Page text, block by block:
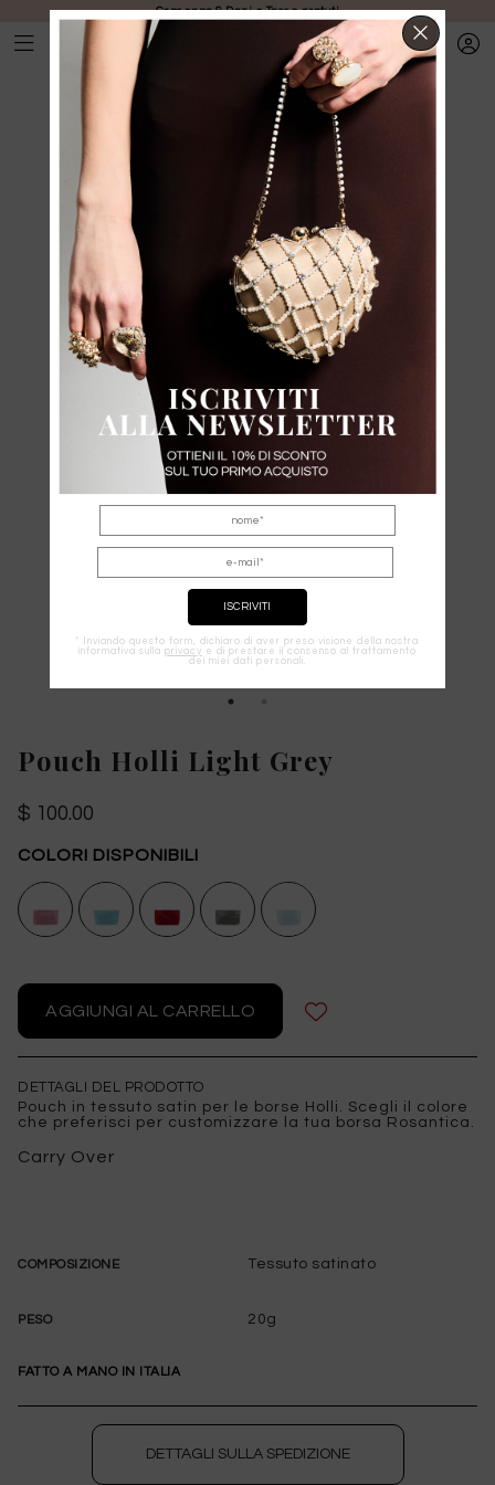
Consegna & Dazi e Tasse gratuti
Pouch Holli Light Grey
$ 100.00
COLORI DISPONIBILI
DETTAGLI DEL PRODOTTO
Pouch in tessuto satin per le borse Holli. Scegli il colore
che preferisci per customizzare la tua borsa Rosantica.
Carry Over
COMPOSIZIONE Tessuto satinato
PESO 20g
FATTO A MANO IN ITALIA
DETTAGLI SULLA SPEDIZIONE
* Inviando questo form, dichiaro di aver preso visione della nostra
informativa sulla privacy e di prestare il consenso al trattamento
dei miei dati personali.